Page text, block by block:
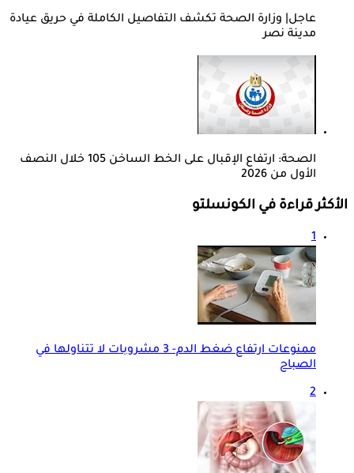
عاجل| وزارة الصحة تكشف التفاصيل الكاملة في حريق عيادة
مدينة نصر
الصحة: ارتفاع الإقبال على الخط الساخن 105 خلال النصف
الأول من 2026
الأكثر قراءة في الكونسلتو
1
ممنوعات ارتفاع ضغط الدم- 3 مشروبات لا تتناولها في
الصباح
2